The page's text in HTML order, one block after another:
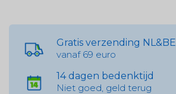
Gratis verzending NL&BE
vanaf 69 euro
14 dagen bedenktijd
Niet goed, geld terug